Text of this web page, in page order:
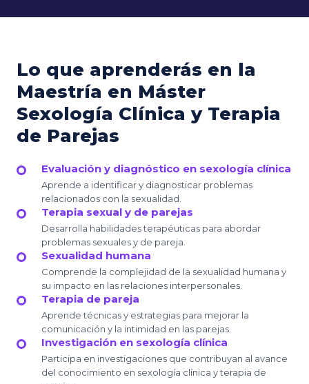
Lo que aprenderás en la
Maestría en Máster
Sexología Clínica y Terapia
de Parejas
Evaluación y diagnóstico en sexología clínica
Aprende a identificar y diagnosticar problemas
relacionados con la sexualidad.
Terapia sexual y de parejas
Desarrolla habilidades terapéuticas para abordar
problemas sexuales y de pareja.
Sexualidad humana
Comprende la complejidad de la sexualidad humana y
su impacto en las relaciones interpersonales.
Terapia de pareja
Aprende técnicas y estrategias para mejorar la
comunicación y la intimidad en las parejas.
Investigación en sexología clínica
Participa en investigaciones que contribuyan al avance
del conocimiento en sexología clínica y terapia de